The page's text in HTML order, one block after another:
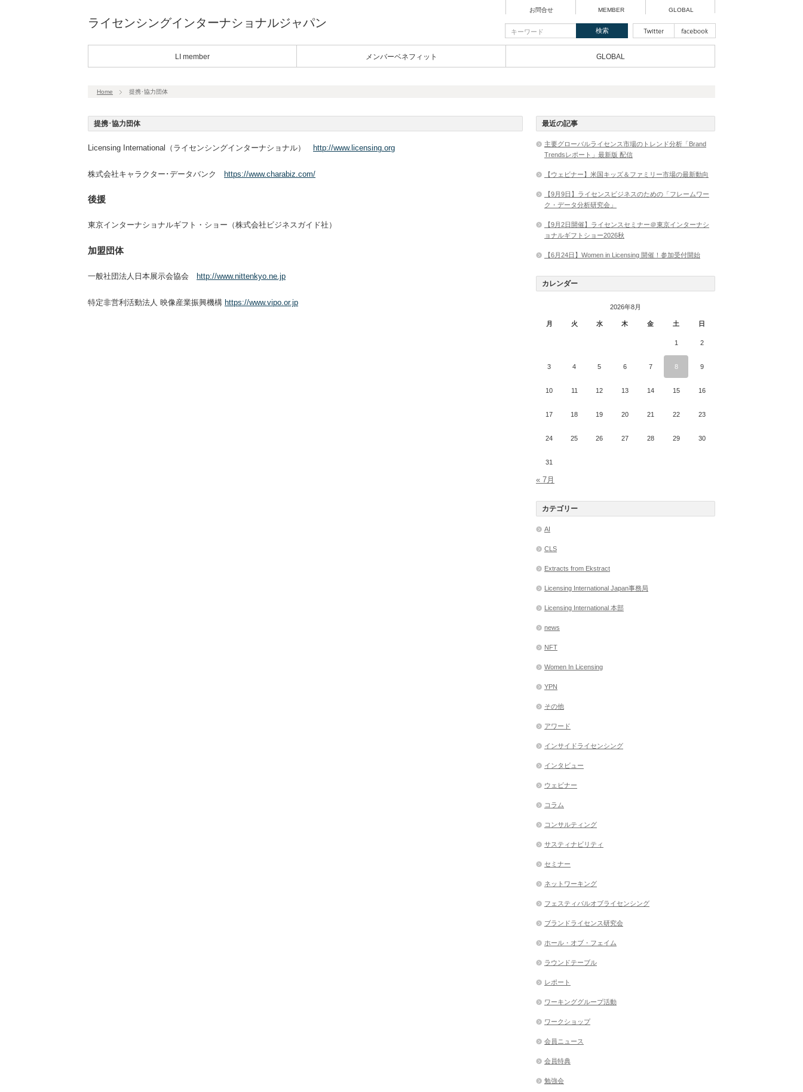
ライセンシングインターナショナルジャパン
お問合せ MEMBER GLOBAL
LI member メンバーベネフィット GLOBAL
Home 提携･協力団体
提携･協力団体
Licensing International（ライセンシングインターナショナル） http://www.licensing.org
株式会社キャラクター･データバンク https://www.charabiz.com/
後援
東京インターナショナルギフト・ショー（株式会社ビジネスガイド社）
加盟団体
一般社団法人日本展示会協会 http://www.nittenkyo.ne.jp
特定非営利活動法人 映像産業振興機構 https://www.vipo.or.jp
最近の記事
主要グローバルライセンス市場のトレンド分析「Brand
Trendsレポート」最新版 配信
【ウェビナー】米国キッズ＆ファミリー市場の最新動向
【9月9日】ライセンスビジネスのための「フレームワー
ク・データ分析研究会」
【9月2日開催】ライセンスセミナー＠東京インターナシ
ョナルギフトショー2026秋
【6月24日】Women in Licensing 開催！参加受付開始
カレンダー
2026年8月
月 火 水 木 金 土 日
1 2
3 4 5 6 7 8 9
10 11 12 13 14 15 16
17 18 19 20 21 22 23
24 25 26 27 28 29 30
31
« 7月
カテゴリー
AI
CLS
Extracts from Ekstract
Licensing International Japan事務局
Licensing International 本部
news
NFT
Women In Licensing
YPN
その他
アワード
インサイドライセンシング
インタビュー
ウェビナー
コラム
コンサルティング
サスティナビリティ
セミナー
ネットワーキング
フェスティバルオブライセンシング
ブランドライセンス研究会
ホール・オブ・フェイム
ラウンドテーブル
レポート
ワーキンググループ活動
ワークショップ
会員ニュース
会員特典
勉強会